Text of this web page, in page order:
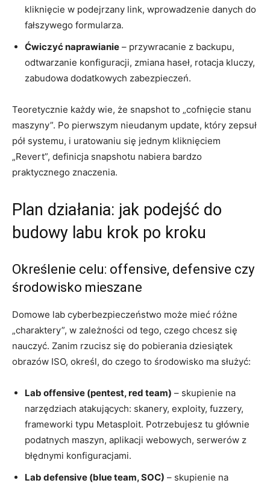
kliknięcie w podejrzany link, wprowadzenie danych do
fałszywego formularza.
Ćwiczyć naprawianie – przywracanie z backupu,
odtwarzanie konfiguracji, zmiana haseł, rotacja kluczy,
zabudowa dodatkowych zabezpieczeń.
Teoretycznie każdy wie, że snapshot to „cofnięcie stanu
maszyny”. Po pierwszym nieudanym update, który zepsuł
pół systemu, i uratowaniu się jednym kliknięciem
„Revert”, definicja snapshotu nabiera bardzo
praktycznego znaczenia.
Plan działania: jak podejść do
budowy labu krok po kroku
Określenie celu: offensive, defensive czy
środowisko mieszane
Domowe lab cyberbezpieczeństwo może mieć różne
„charaktery”, w zależności od tego, czego chcesz się
nauczyć. Zanim rzucisz się do pobierania dziesiątek
obrazów ISO, określ, do czego to środowisko ma służyć:
Lab offensive (pentest, red team) – skupienie na
narzędziach atakujących: skanery, exploity, fuzzery,
frameworki typu Metasploit. Potrzebujesz tu głównie
podatnych maszyn, aplikacji webowych, serwerów z
błędnymi konfiguracjami.
Lab defensive (blue team, SOC) – skupienie na